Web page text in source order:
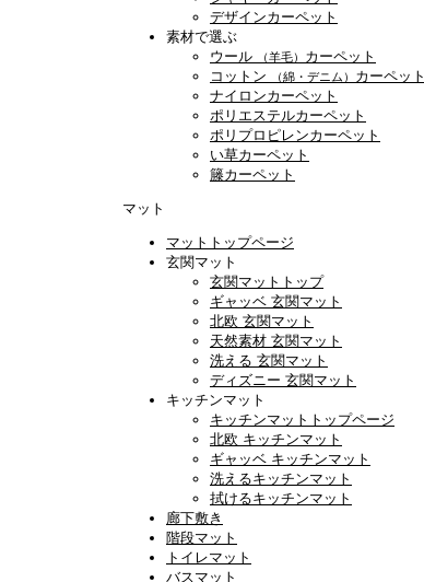
デザインカーペット
素材で選ぶ
ウール
（羊毛） カーペット
コットン
（綿・デニム） カーペット
ナイロンカーペット
ポリエステルカーペット
ポリプロピレンカーペット
い草カーペット
籐カーペット
マット
マットトップページ
玄関マット
玄関マットトップ
ギャッベ 玄関マット
北欧 玄関マット
天然素材 玄関マット
洗える 玄関マット
ディズニー 玄関マット
キッチンマット
キッチンマットトップページ
北欧 キッチンマット
ギャッベ キッチンマット
洗えるキッチンマット
拭けるキッチンマット
廊下敷き
階段マット
トイレマット
バスマット